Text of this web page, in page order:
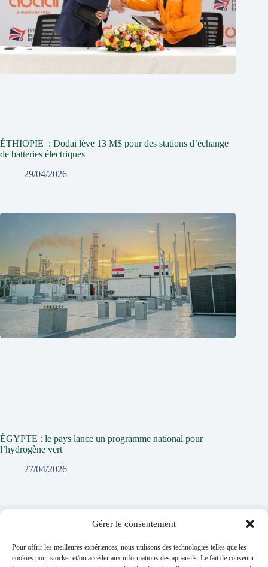
Gérer le consentement
Pour offrir les meilleures expériences, nous utilisons des technologies telles que les
cookies pour stocker et/ou accéder aux informations des appareils. Le fait de consentir
ÉTHIOPIE : Dodai lève 13 M$ pour des stations d’échange
de batteries électriques
29/04/2026
ÉGYPTE : le pays lance un programme national pour
l’hydrogène vert
27/04/2026
Vous devezvous connecterpour publier un commentaire.